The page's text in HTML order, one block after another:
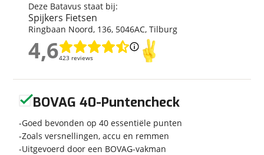
Frametype
Framehoogte
43 cm
Wielmaat
26 inch
Nieuw of occasion
Nieuw
Techniek
Transmissie
Naaf
Deze Batavus staat bij:
Spijkers Fietsen
Ringbaan Noord, 136, 5046AC, Tilburg
4,6423 reviews
4,6
Naam
E-mailadres
Telefoonnummer (optioneel)
BOVAG 40-Puntencheck
Goed bevonden op 40 essentiële punten
Zoals versnellingen, accu en remmen
Uitgevoerd door een BOVAG-vakman